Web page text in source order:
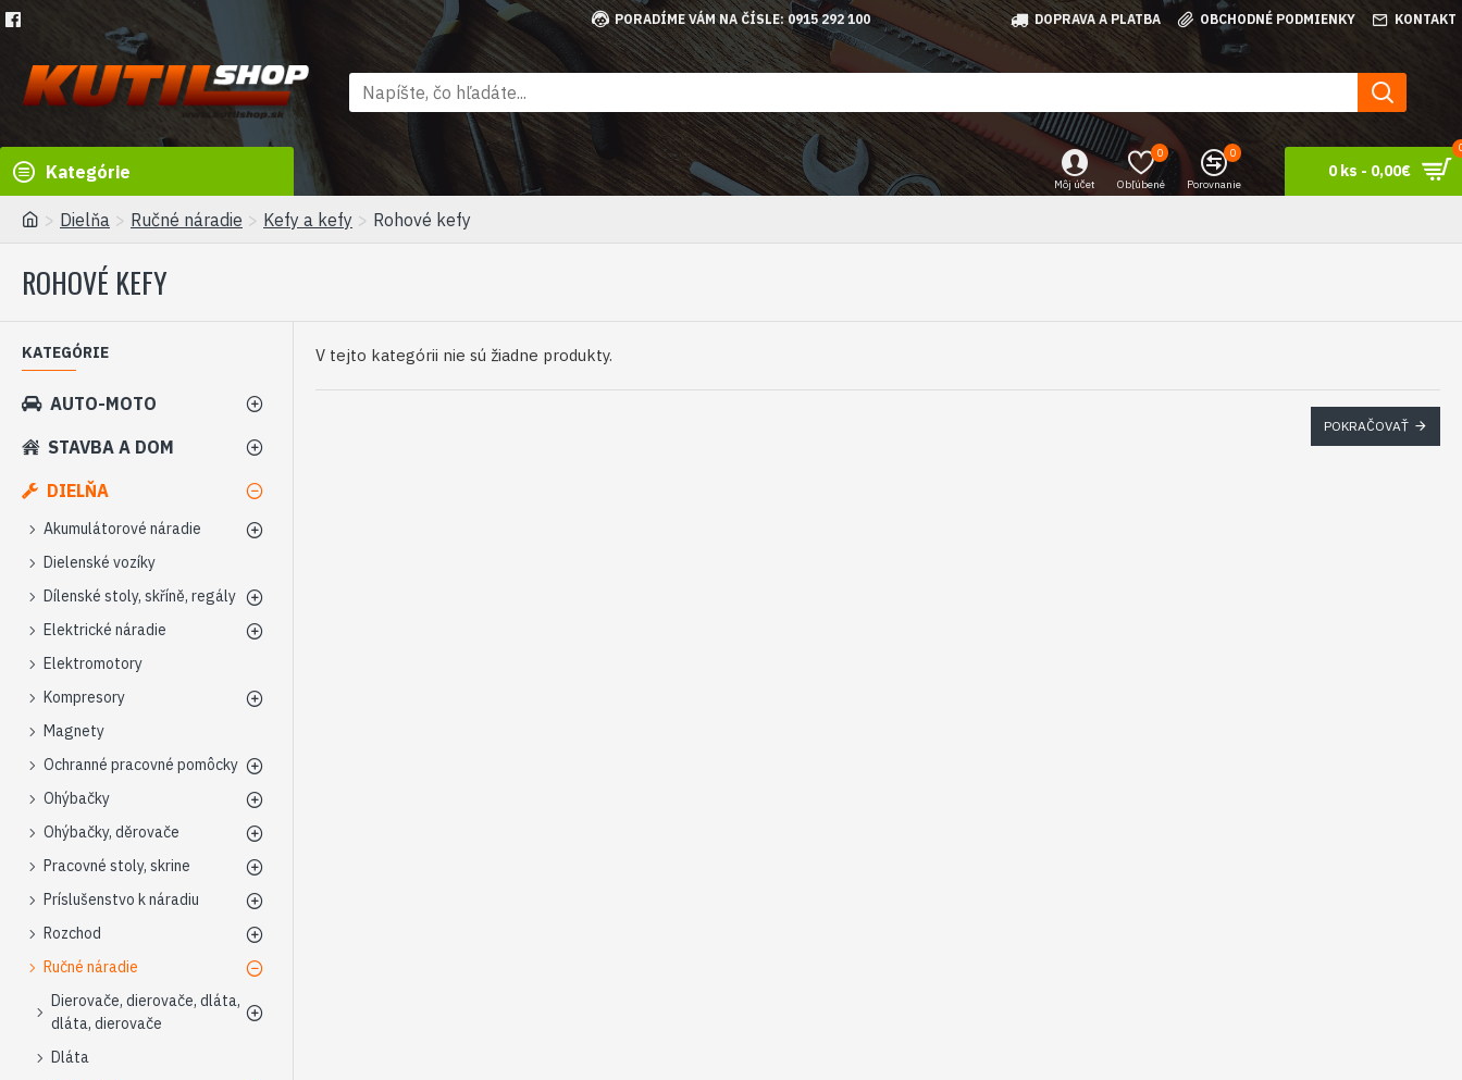
PORADÍME VÁM NA ČÍSLE: 0915 292 100 DOPRAVA A PLATBA OBCHODNÉ PODMIENKY KONTAKT
Kategórie
Môj účet Obľúbené
0
Porovnanie
0
0 ks - 0,00€
Dielňa Ručné náradie Kefy a kefy Rohové kefy
ROHOVÉ KEFY
KATEGÓRIE
AUTO-MOTO
STAVBA A DOM
DIELŇA
Akumulátorové náradie
Dielenské vozíky
Dílenské stoly, skříně, regály
Elektrické náradie
Elektromotory
Kompresory
Magnety
Ochranné pracovné pomôcky
Ohýbačky
Ohýbačky, děrovače
Pracovné stoly, skrine
Príslušenstvo k náradiu
Rozchod
Ručné náradie
Dierovače, dierovače, dláta,
dláta, dierovače
Dláta
V tejto kategórii nie sú žiadne produkty.
POKRAČOVAŤ